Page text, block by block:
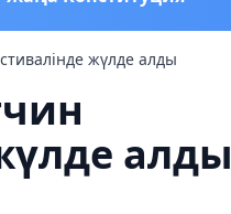
жүлде алды
алды